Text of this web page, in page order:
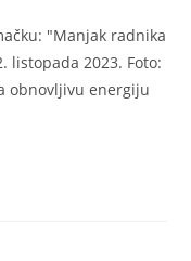
"Manjak radnika
listopada 2023. Foto:
obnovljivu energiju